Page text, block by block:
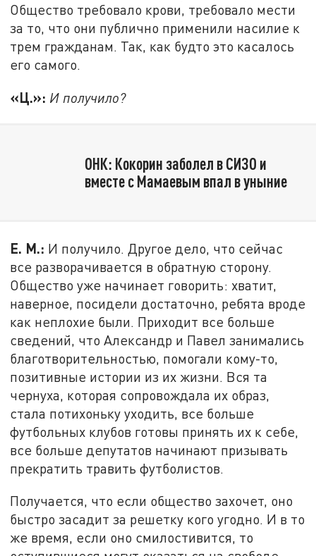
Общество требовало крови, требовало мести
за то, что они публично применили насилие к
трем гражданам. Так, как будто это касалось
его самого.
«Ц.»: И получило?
ОНК: Кокорин заболел в СИЗО и
вместе с Мамаевым впал в уныние
Е. М.: И получило. Другое дело, что сейчас
все разворачивается в обратную сторону.
Общество уже начинает говорить: хватит,
наверное, посидели достаточно, ребята вроде
как неплохие были. Приходит все больше
сведений, что Александр и Павел занимались
благотворительностью, помогали кому-то,
позитивные истории из их жизни. Вся та
чернуха, которая сопровождала их образ,
стала потихоньку уходить, все больше
футбольных клубов готовы принять их к себе,
все больше депутатов начинают призывать
прекратить травить футболистов.
Получается, что если общество захочет, оно
быстро засадит за решетку кого угодно. И в то
же время, если оно смилостивится, то